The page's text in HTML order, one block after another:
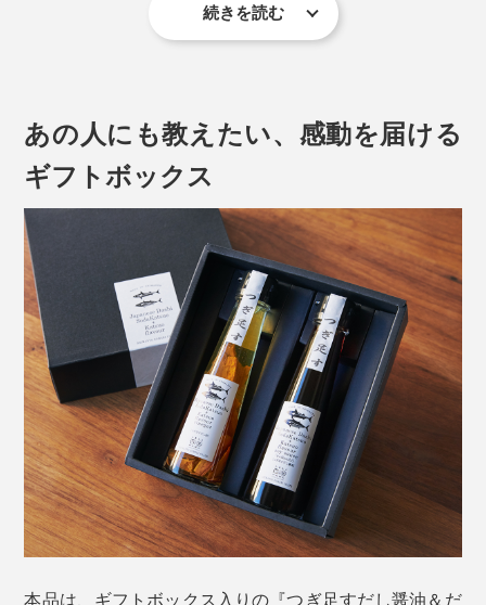
土佐清水で「香りカツオの味ソウダ」と言われているよ
うに、香り高いのが「かつお節」、味（出汁）が深いの
が「宗田節」。両者のいいところを合わせて、究極の風
味を引き出した贅沢な1本です。
はお湯で割るだけ。
時間がない時は、お椀に味噌大さじ1弱、だし醤油大さ
で混ぜるだけで即席みそ汁が完成！薬味を入れればカン
ペキです。
本来、厚削りのかつお節は5〜6時間、宗田節は3日かか
つぎ足しは、ダシが出なくなるまで、約1L分（10回ほ
ど）繰り返し使えます。
続きを読む
あの人にも教えたい、感動を届ける
ギフトボックス
本品は、ギフトボックス入りの『つぎ足すだし醤油＆だ